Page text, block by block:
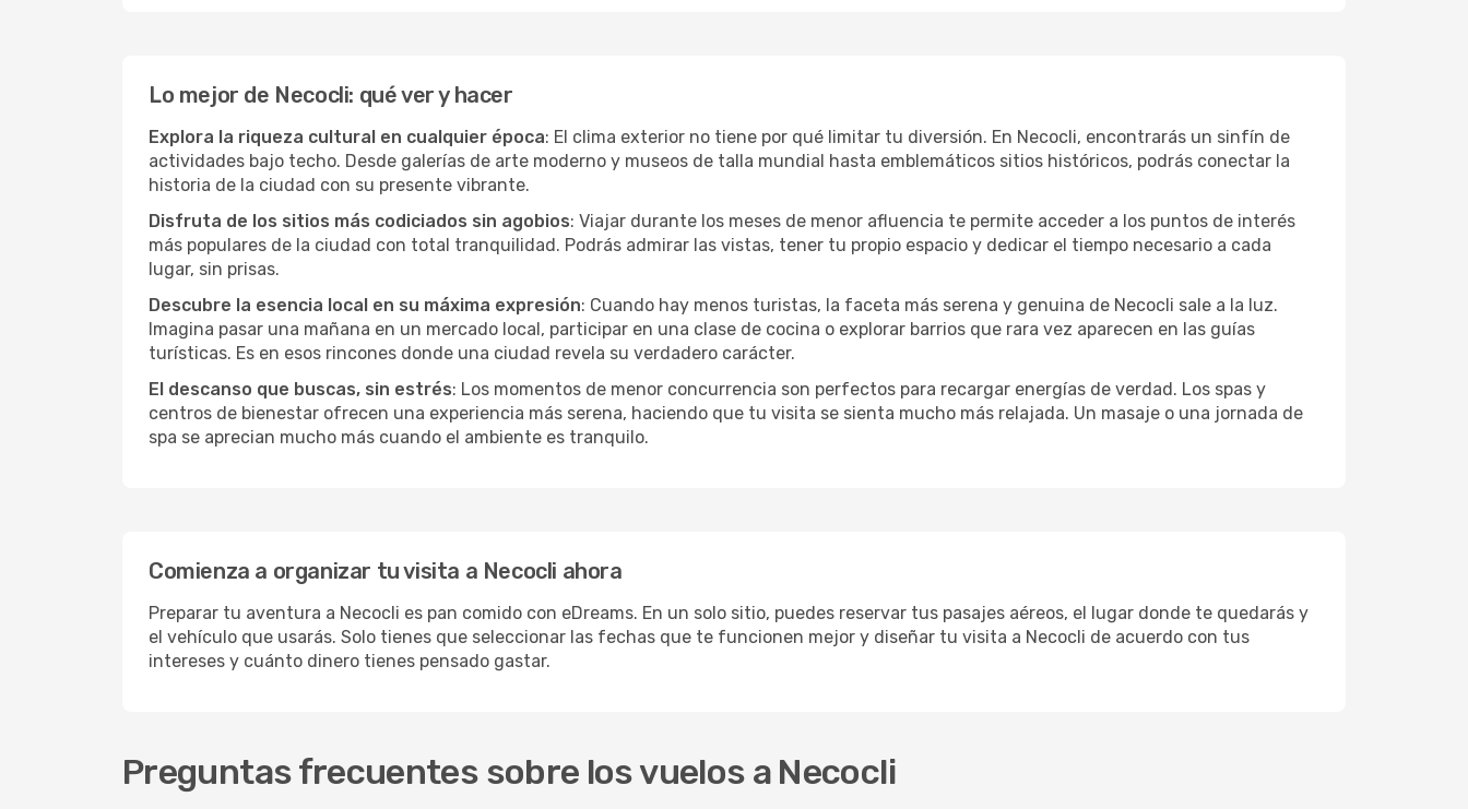
Lo mejor de Necocli: qué ver y hacer
Explora la riqueza cultural en cualquier época: El clima exterior no tiene por qué limitar tu diversión. En Necocli, encontrarás un sinfín de
actividades bajo techo. Desde galerías de arte moderno y museos de talla mundial hasta emblemáticos sitios históricos, podrás conectar la
historia de la ciudad con su presente vibrante.
Disfruta de los sitios más codiciados sin agobios: Viajar durante los meses de menor afluencia te permite acceder a los puntos de interés
más populares de la ciudad con total tranquilidad. Podrás admirar las vistas, tener tu propio espacio y dedicar el tiempo necesario a cada
lugar, sin prisas.
Descubre la esencia local en su máxima expresión: Cuando hay menos turistas, la faceta más serena y genuina de Necocli sale a la luz.
Imagina pasar una mañana en un mercado local, participar en una clase de cocina o explorar barrios que rara vez aparecen en las guías
turísticas. Es en esos rincones donde una ciudad revela su verdadero carácter.
El descanso que buscas, sin estrés: Los momentos de menor concurrencia son perfectos para recargar energías de verdad. Los spas y
centros de bienestar ofrecen una experiencia más serena, haciendo que tu visita se sienta mucho más relajada. Un masaje o una jornada de
spa se aprecian mucho más cuando el ambiente es tranquilo.
Comienza a organizar tu visita a Necocli ahora
Preparar tu aventura a Necocli es pan comido con eDreams. En un solo sitio, puedes reservar tus pasajes aéreos, el lugar donde te quedarás y
el vehículo que usarás. Solo tienes que seleccionar las fechas que te funcionen mejor y diseñar tu visita a Necocli de acuerdo con tus
intereses y cuánto dinero tienes pensado gastar.
Preguntas frecuentes sobre los vuelos a Necocli